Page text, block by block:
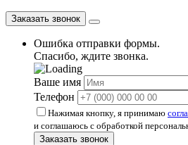
Заказать звонок
Ошибка отправки формы.
Спасибо, ждите звонка.
Ваше имя
Телефон
Нажимая кнопку, я принимаю
и соглашаюсь с обработкой
Заказать звонок